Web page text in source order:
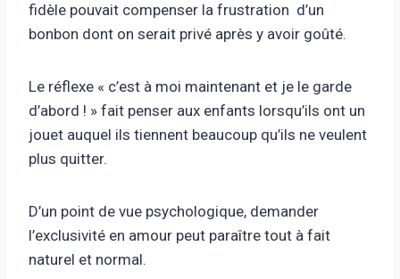
fidèle pouvait compenser la frustration d’un
bonbon dont on serait privé après y avoir goûté.
Le réflexe « c’est à moi maintenant et je le garde
d’abord ! » fait penser aux enfants lorsqu’ils ont un
jouet auquel ils tiennent beaucoup qu’ils ne veulent
plus quitter.
D’un point de vue psychologique, demander
l’exclusivité en amour peut paraître tout à fait
naturel et normal.